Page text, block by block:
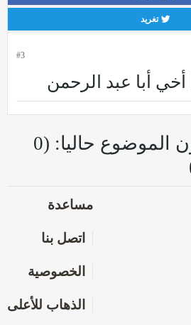
تغريد
#3
أخي أبا عبد الرحمن
الاعضاء يشاهدون الموضوع حاليا: (0
مساعدة
اتصل بنا
الخصوصية
الذهاب للأعلى